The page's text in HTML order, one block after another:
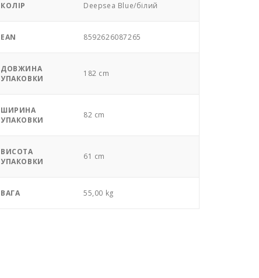
КОЛІР Deepsea Blue/білий
EAN 8592626087265
ДОВЖИНА
УПАКОВКИ
182 cm
ШИРИНА
УПАКОВКИ
82 cm
ВИСОТА
УПАКОВКИ
61 cm
ВАГА 55,00 kg